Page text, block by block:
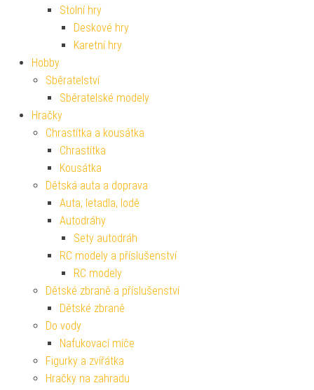
Stolní hry
Deskové hry
Karetní hry
Hobby
Sběratelství
Sběratelské modely
Hračky
Chrastítka a kousátka
Chrastítka
Kousátka
Dětská auta a doprava
Auta, letadla, lodě
Autodráhy
Sety autodráh
RC modely a příslušenství
RC modely
Dětské zbraně a příslušenství
Dětské zbraně
Do vody
Nafukovací míče
Figurky a zvířátka
Hračky na zahradu